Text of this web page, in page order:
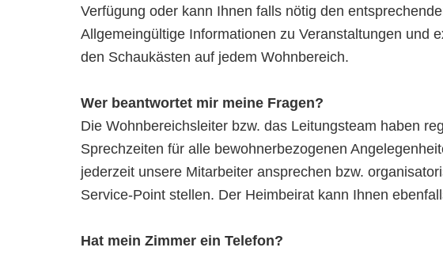
Verfügung oder kann Ihnen falls nötig den
Allgemeingültige Informationen zu Veranstaltungen und
den Schaukästen auf jedem Wohnbereich.
Wer beantwortet mir meine Fragen?
Die Wohnbereichsleiter bzw. das Leitungsteam haben
Sprechzeiten für alle bewohnerbezogenen
jederzeit unsere Mitarbeiter ansprechen bzw.
Service-Point stellen. Der Heimbeirat kann Ihnen
Hat mein Zimmer ein Telefon?